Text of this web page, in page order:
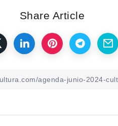
Share Article